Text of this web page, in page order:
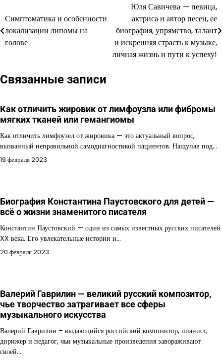
по
записям
Симптоматика и особенности
локализации липомы на
голове
Юля Савичева — певица,
актриса и автор песен, ее
биография, упрямство, талант
и искренняя страсть к музыке,
личная жизнь и пути к успеху!
Связанные записи
Как отличить жировик от лимфоузла или фибромы
мягких тканей или гемангиомы
Как отличить лимфоузел от жировика — это актуальный вопрос,
вызванный неправильной самодиагностикой пациентов. Нащупав под…
19 февраля 2023
Биография Константина Паустовского для детей —
всё о жизни знаменитого писателя
Константин Паустовский — один из самых известных русских писателей
XX века. Его увлекательные истории и…
20 февраля 2023
Валерий Гаврилин — великий русский композитор,
чье творчество затрагивает все сферы
музыкального искусства
Валерий Гаврилин – выдающийся российский композитор, пианист,
дирижер и педагог, чьи музыкальные произведения завораживают
своей…